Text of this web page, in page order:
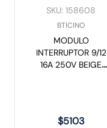
SKU: 158608
BTICINO
MODULO
INTERRUPTOR 9/12
16A 250V BEIGE
$5103